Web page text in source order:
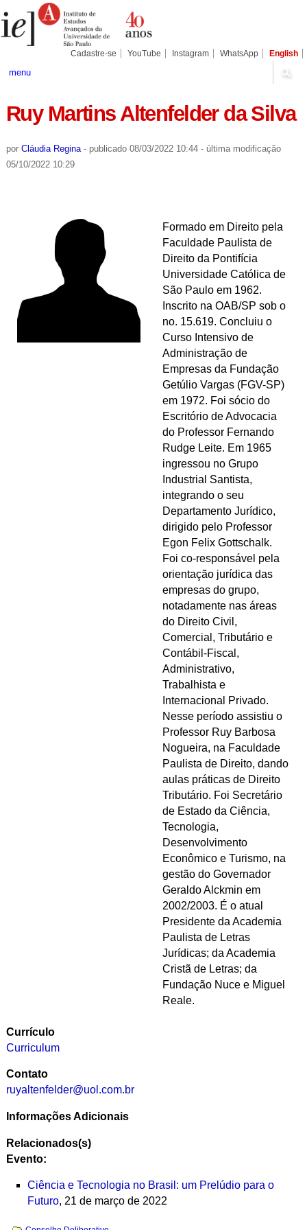
para
conteúdo.
Pessoais
Cadastre-se YouTube Instagram WhatsApp English
menu
Ruy Martins Altenfelder da Silva
por Cláudia Regina - publicado08/03/2022 10:44 - última modificação
05/10/2022 10:29
Formado em Direito pela
Faculdade Paulista de
Direito da Pontifícia
Universidade Católica de
São Paulo em 1962.
Inscrito na OAB/SP sob o
no. 15.619. Concluiu o
Curso Intensivo de
Administração de
Empresas da Fundação
Getúlio Vargas (FGV-SP)
em 1972. Foi sócio do
Escritório de Advocacia
do Professor Fernando
Rudge Leite. Em 1965
ingressou no Grupo
Industrial Santista,
integrando o seu
Departamento Jurídico,
dirigido pelo Professor
Egon Felix Gottschalk.
Foi co-responsável pela
orientação jurídica das
empresas do grupo,
notadamente nas áreas
do Direito Civil,
Comercial, Tributário e
Contábil-Fiscal,
Administrativo,
Trabalhista e
Internacional Privado.
Nesse período assistiu o
Professor Ruy Barbosa
Nogueira, na Faculdade
Paulista de Direito, dando
aulas práticas de Direito
Tributário. Foi Secretário
de Estado da Ciência,
Tecnologia,
Desenvolvimento
Econômico e Turismo, na
gestão do Governador
Geraldo Alckmin em
2002/2003. É o atual
Presidente da Academia
Paulista de Letras
Jurídicas; da Academia
Cristã de Letras; da
Fundação Nuce e Miguel
Reale.
Currículo
Curriculum
Contato
ruyaltenfelder@uol.com.br
Informações Adicionais
Relacionados(s)
Evento:
Ciência e Tecnologia no Brasil: um Prelúdio para o
Futuro, 21 de março de 2022
Navegação